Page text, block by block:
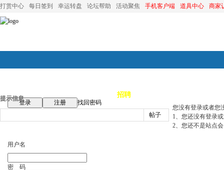
打赏中心 每日签到 幸运转盘 论坛帮助 活动聚焦 手机客户端 道具中心 商家
论坛首页 招聘
登录 注册
找回密码
帖子
提示信息
您没有登录或者您
1、您还没有登录
2、您还不是站点
用户名
密 码